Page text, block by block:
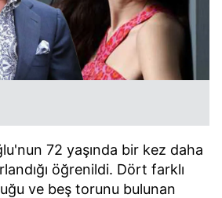
72 yaşında bir kez daha
öğrenildi. Dört farklı
ve beş torunu bulunan